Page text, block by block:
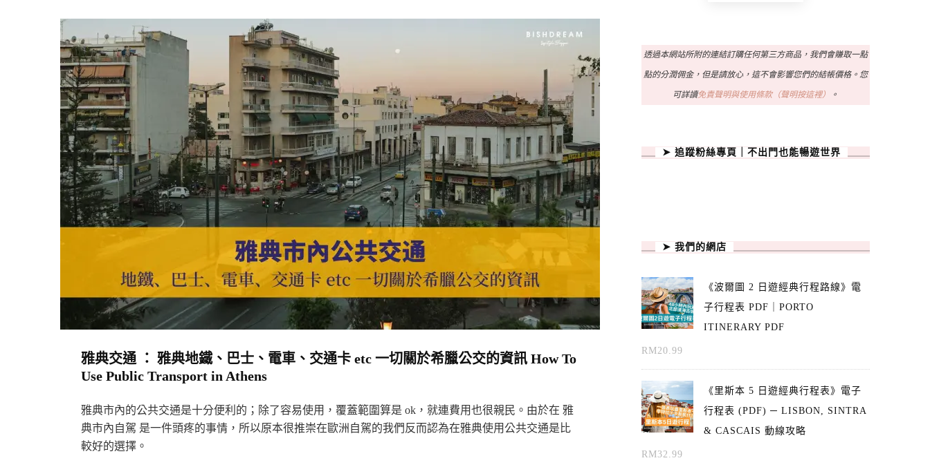
Centre
From
Athens
International
Airport〉
中
可
行
嗎？
關
於
在
雅
典
自
駕，
話
說！
Trip
Athens〉
中
雅典交通 ： 雅典地鐵、巴士、電車、交通卡 etc 一切關於希臘公交的資訊 How To
Use Public Transport in Athens
雅典市內的公共交通是十分便利的；除了容易使用，覆蓋範圍算是 ok，就連費用也很親民。由於在 雅
典市內自駕 是一件頭疼的事情，所以原本很推崇在歐洲自駕的我們反而認為在雅典使用公共交通是比
較好的選擇。
透過本網站所附的連結訂購任何第三方商品，我們會賺取一點
點的分潤佣金，但是請放心，這不會影響您們的結帳價格。您
可詳讀免責聲明與使用條款（聲明按這裡） 。
➤ 追蹤粉絲專頁｜不出門也能暢遊世界
➤ 我們的網店
《波爾圖 2 日遊經典行程路線》電
子行程表 PDF｜PORTO
ITINERARY PDF
RM20.99
《里斯本 5 日遊經典行程表》電子
行程表 (PDF) ─ LISBON, SINTRA
& CASCAIS 動線攻略
RM32.99